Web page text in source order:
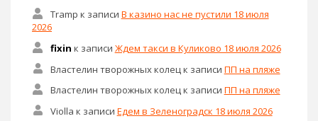
Tramp к записи В казино нас не пустили 18 июля
2026
fixin к записи Ждем такси в Куликово 18 июля 2026
Властелин творожных колец к записи ПП на пляже
Властелин творожных колецк записи ПП на пляже
Violla к записи Едем в Зеленоградск 18 июля 2026